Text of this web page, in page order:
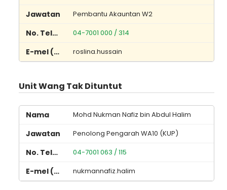
Pembantu Akauntan W2
04-7001 000 / 314
roslina.hussain
Unit Wang Tak Dituntut
Mohd Nukman Nafiz bin Abdul Halim
Penolong Pengarah WA10 (KUP)
04-7001 063 / 115
nukmannafiz.halim